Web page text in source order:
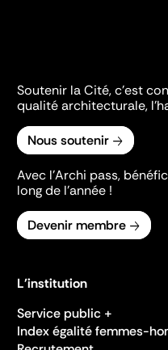
Soutenir la Cité, c'est
qualité architecturale,
Nous soutenir
Avec l’Archi pass,
long de l’année !
Devenir membre
L'institution
Service public +
Index égalité femmes-